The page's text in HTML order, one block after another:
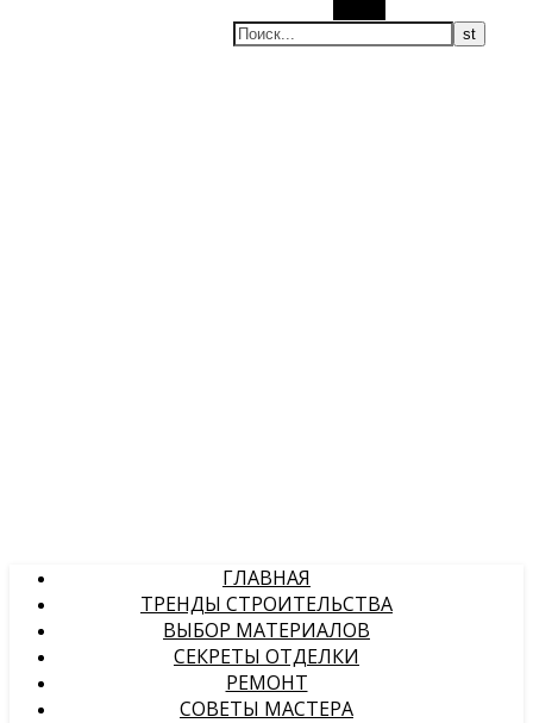
ГЛАВНАЯ
ТРЕНДЫ СТРОИТЕЛЬСТВА
ВЫБОР МАТЕРИАЛОВ
СЕКРЕТЫ ОТДЕЛКИ
РЕМОНТ
СОВЕТЫ МАСТЕРА